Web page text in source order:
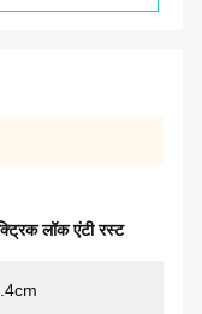
लॉक एंटी रस्ट